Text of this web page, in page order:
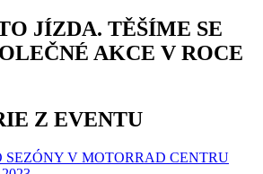
JÍZDA. TĚŠÍME SE
AKCE V ROCE
Z EVENTU